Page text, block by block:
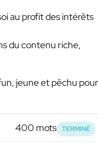
au profit des intérêts
du contenu riche,
jeune et pêchu pour
400 mots TERMINÉ